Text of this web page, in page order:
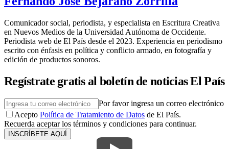
Comunicador social, periodista, y especialista en Escritura Creativa
en Nuevos Medios de la Universidad Autónoma de Occidente.
Periodista web de El País desde el 2023. Experiencia en periodismo
escrito con énfasis en política y conflicto armado, en fotografía y
edición de productos sonoros.
Regístrate gratis al boletín de noticias El País
Por favor ingresa un correo electrónico
Acepto Política de Tratamiento de Datos de El País.
Recuerda aceptar los términos y condiciones para continuar.
INSCRÍBETE AQUÍ